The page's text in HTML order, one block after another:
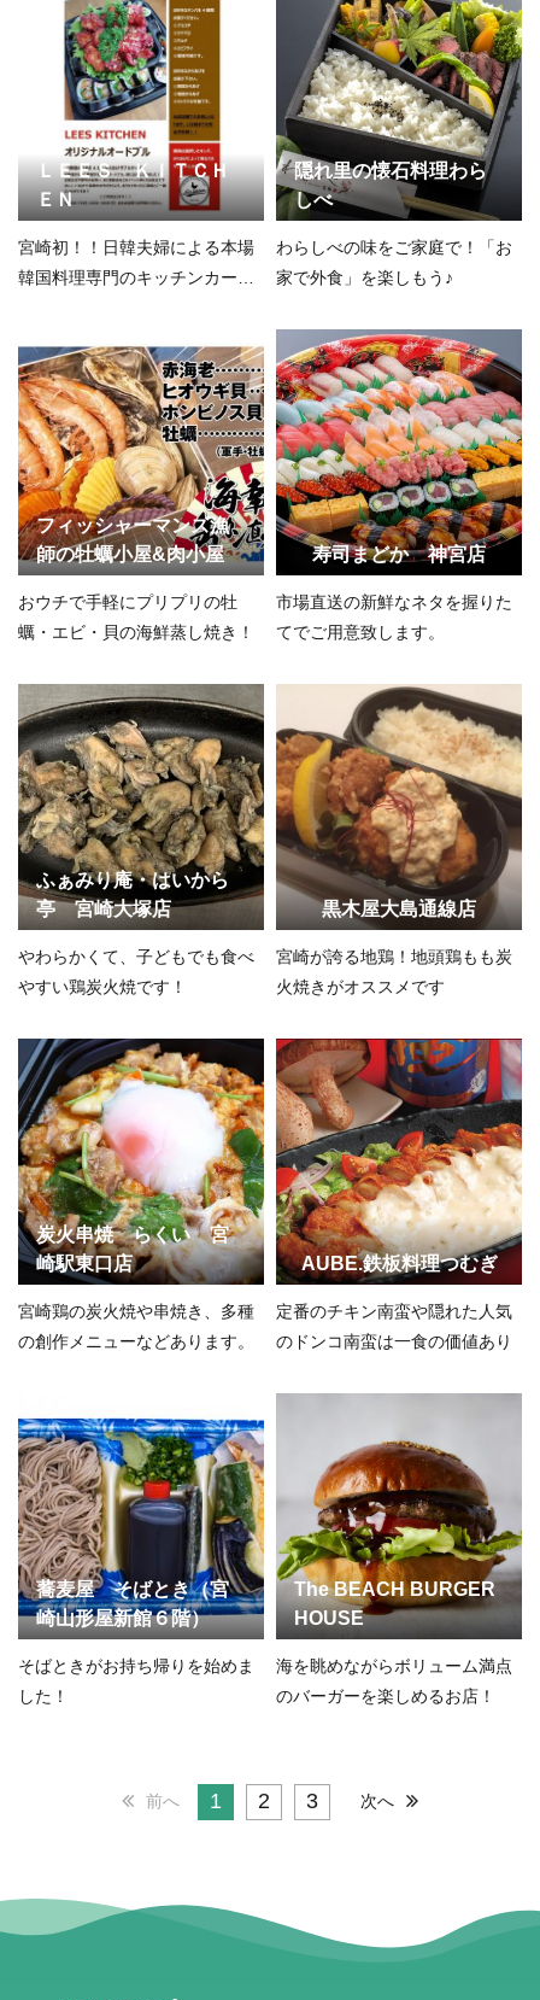
ＬＥＥＳ ＫＩＴＣＨ
ＥＮ
宮崎初！！日韓夫婦による本場
韓国料理専門のキッチンカーで
隠れ里の懐石料理わら
しべ
わらしべの味をご家庭で！「お
家で外食」を楽しもう♪
フィッシャーマンズ漁
師の牡蠣小屋&肉小屋
おウチで手軽にプリプリの牡
蠣・エビ・貝の海鮮蒸し焼き！
寿司まどか 神宮店
市場直送の新鮮なネタを握りた
てでご用意致します。
ふぁみり庵・はいから
亭 宮崎大塚店
やわらかくて、子どもでも食べ
やすい鶏炭火焼です！
黒木屋大島通線店
宮崎が誇る地鶏！地頭鶏もも炭
火焼きがオススメです
炭火串焼 らくい 宮
崎駅東口店
宮崎鶏の炭火焼や串焼き、多種
の創作メニューなどあります。
AUBE.鉄板料理つむぎ
定番のチキン南蛮や隠れた人気
のドンコ南蛮は一食の価値あり
蕎麦屋 そばとき（宮
崎山形屋新館６階）
そばときがお持ち帰りを始めま
した！
The BEACH BURGER
HOUSE
海を眺めながらボリューム満点
のバーガーを楽しめるお店！
前へ 1 2 3 次へ